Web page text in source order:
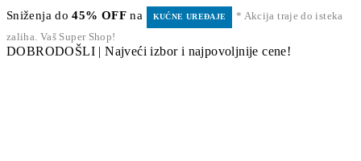
Sniženja do45% OFF na KUĆNE UREĐAJE
* Akcija traje do isteka
zaliha. Vaš Super Shop!
DOBRODOŠLI | Najveći izbor i najpovoljnije cene!